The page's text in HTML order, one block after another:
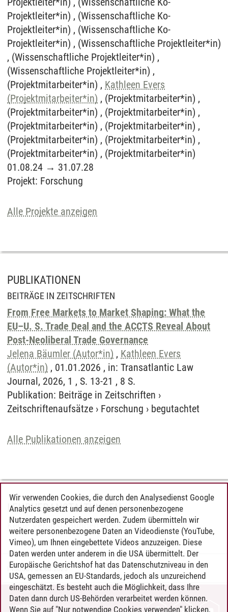
Projektleiter*in) , (Wissenschaftliche Ko-
Projektleiter*in) , (Wissenschaftliche Ko-
Projektleiter*in) , (Wissenschaftliche Projektleiter*in)
, (Wissenschaftliche Projektleiter*in) ,
(Wissenschaftliche Projektleiter*in) ,
(Projektmitarbeiter*in) , Kathleen Evers
(Projektmitarbeiter*in) , (Projektmitarbeiter*in) ,
(Projektmitarbeiter*in) , (Projektmitarbeiter*in) ,
(Projektmitarbeiter*in) , (Projektmitarbeiter*in) ,
(Projektmitarbeiter*in) , (Projektmitarbeiter*in) ,
(Projektmitarbeiter*in) , (Projektmitarbeiter*in)
01.08.24 → 31.07.28
Projekt: Forschung
Alle Projekte anzeigen
PUBLIKATIONEN
BEITRÄGE IN ZEITSCHRIFTEN
From Free Markets to Market Shaping: What the
EU–U. S. Trade Deal and the ACCTS Reveal About
Post-Neoliberal Trade Governance
Jelena Bäumler (Autor*in) , Kathleen Evers
(Autor*in) , 01.01.2026 , in: Transatlantic Law
Journal, 2026, 1 , S. 13-21 , 8 S.
Publikation: Beiträge in Zeitschriften ›
Zeitschriftenaufsätze › Forschung › begutachtet
Alle Publikationen anzeigen
LEHRVERANSTALTUNGEN
Keine Veranstaltungen gefunden.
INSUGO/04.06.2025
KONTAKT
Wir verwenden Cookies, die durch den Analysedienst Google
Analytics gesetzt und auf denen personenbezogene
Nutzerdaten gespeichert werden. Zudem übermitteln wir
weitere personenbezogene Daten an Videodienste (YouTube,
Vimeo), um Ihnen eingebettete Videos anzuzeigen. Diese
Daten werden unter anderem in die USA übermittelt. Der
Europäische Gerichtshof hat das Datenschutzniveau in den
USA, gemessen an EU-Standards, jedoch als unzureichend
eingeschätzt. Es besteht auch die Möglichkeit, dass Ihre
Daten dann durch US-Behörden verarbeitet werden können.
Wenn Sie auf "Nur notwendige Cookies verwenden" klicken,